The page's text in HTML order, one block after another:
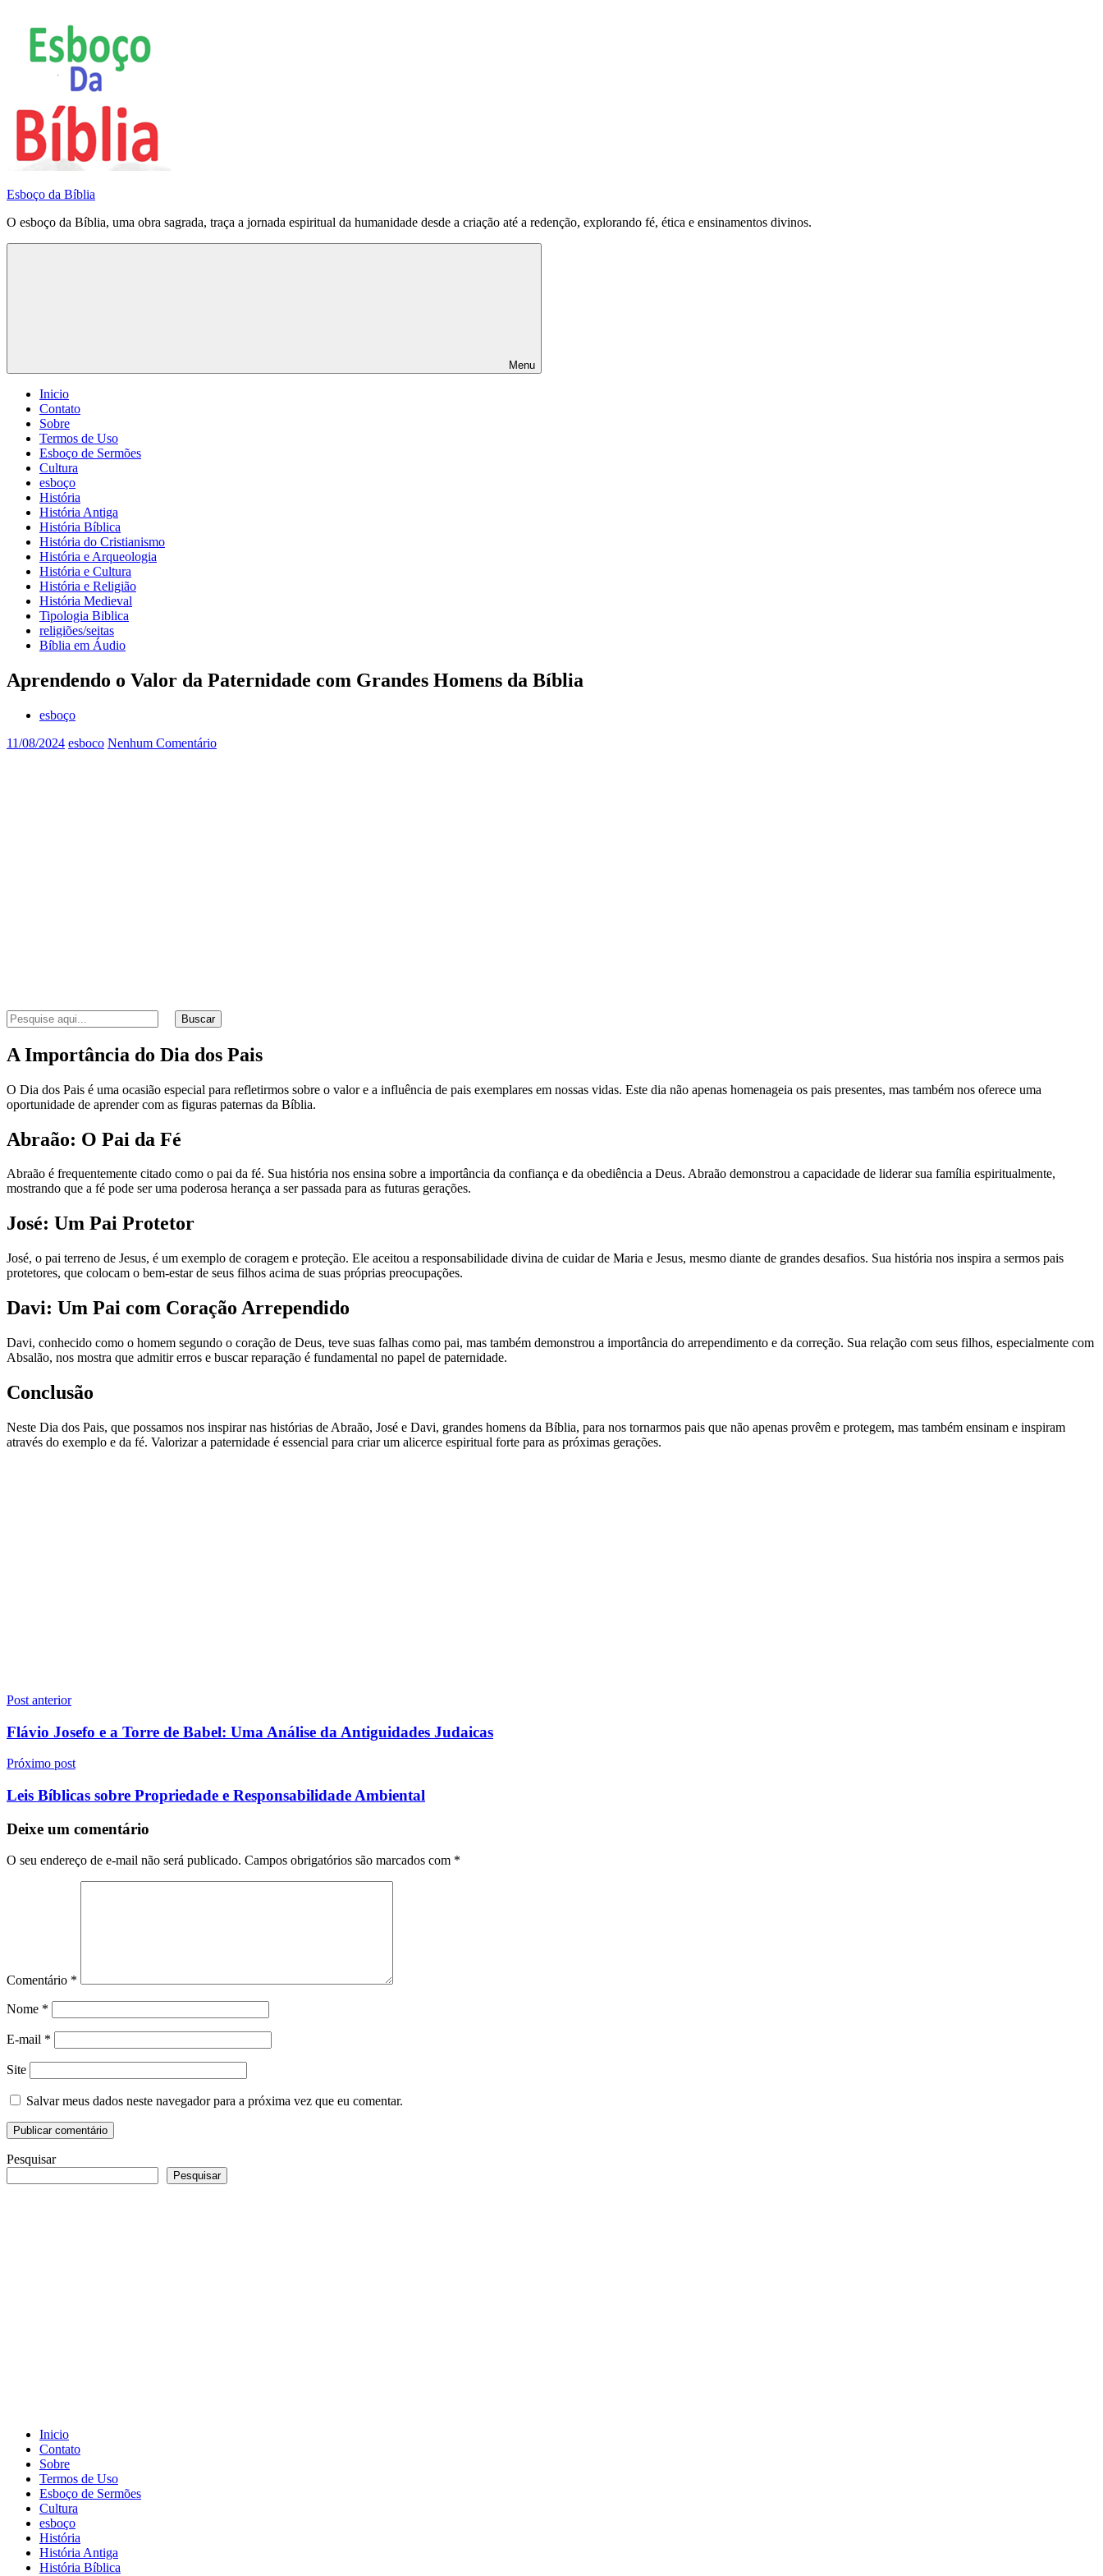
conteúdo
Esboço da Bíblia
O esboço da Bíblia, uma obra sagrada, traça a jornada espiritual da humanidade desde a criação até a redenção, explorando fé, ética e ensinamentos divinos.
Menu
Inicio
Contato
Sobre
Termos de Uso
Esboço de Sermões
Cultura
esboço
História
História Antiga
História Bíblica
História do Cristianismo
História e Arqueologia
História e Cultura
História e Religião
História Medieval
Tipologia Biblica
religiões/seitas
Bíblia em Áudio
Aprendendo o Valor da Paternidade com Grandes Homens da Bíblia
esboço
11/08/2024 esboco Nenhum Comentário
Buscar
A Importância do Dia dos Pais
O Dia dos Pais é uma ocasião especial para refletirmos sobre o valor e a influência de pais exemplares em nossas vidas. Este dia não apenas homenageia os pais presentes, mas também nos oferece uma
oportunidade de aprender com as figuras paternas da Bíblia.
Abraão: O Pai da Fé
Abraão é frequentemente citado como o pai da fé. Sua história nos ensina sobre a importância da confiança e da obediência a Deus. Abraão demonstrou a capacidade de liderar sua família espiritualmente,
mostrando que a fé pode ser uma poderosa herança a ser passada para as futuras gerações.
José: Um Pai Protetor
José, o pai terreno de Jesus, é um exemplo de coragem e proteção. Ele aceitou a responsabilidade divina de cuidar de Maria e Jesus, mesmo diante de grandes desafios. Sua história nos inspira a sermos pais
protetores, que colocam o bem-estar de seus filhos acima de suas próprias preocupações.
Davi: Um Pai com Coração Arrependido
Davi, conhecido como o homem segundo o coração de Deus, teve suas falhas como pai, mas também demonstrou a importância do arrependimento e da correção. Sua relação com seus filhos, especialmente com
Absalão, nos mostra que admitir erros e buscar reparação é fundamental no papel de paternidade.
Conclusão
Neste Dia dos Pais, que possamos nos inspirar nas histórias de Abraão, José e Davi, grandes homens da Bíblia, para nos tornarmos pais que não apenas provêm e protegem, mas também ensinam e inspiram
através do exemplo e da fé. Valorizar a paternidade é essencial para criar um alicerce espiritual forte para as próximas gerações.
Navegação
de
Post anterior
Flávio Josefo e a Torre de Babel: Uma Análise da Antiguidades Judaicas
Próximo post
Leis Bíblicas sobre Propriedade e Responsabilidade Ambiental
Deixe um comentário
O seu endereço de e-mail não será publicado. Campos obrigatórios são marcados com *
Comentário *
Nome *
E-mail *
Site
Salvar meus dados neste navegador para a próxima vez que eu comentar.
Pesquisar
Pesquisar
Inicio
Contato
Sobre
Termos de Uso
Esboço de Sermões
Cultura
esboço
História
História Antiga
História Bíblica